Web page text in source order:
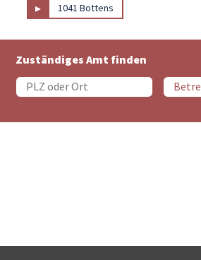
▸ 1041 Bottens
Zuständiges Amt finden